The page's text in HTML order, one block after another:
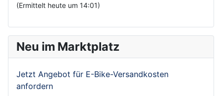
(Ermittelt heute um 14:01)
Neu im Marktplatz
Jetzt Angebot für E-Bike-Versandkosten
anfordern